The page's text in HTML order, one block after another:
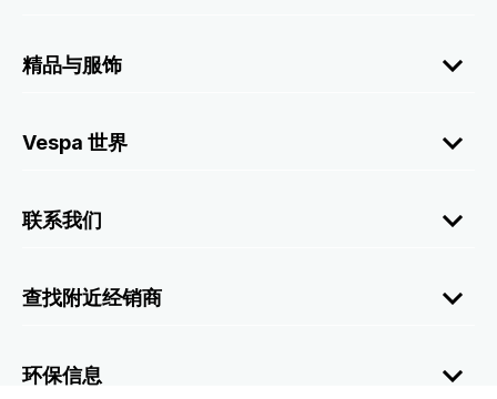
精品与服饰
Vespa 世界
联系我们
查找附近经销商
环保信息